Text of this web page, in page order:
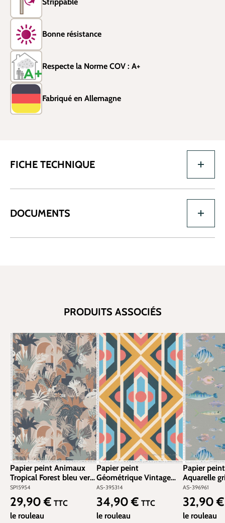
Bonne résistance
Respecte la Norme COV : A+
Fabriqué en Allemagne
FICHE TECHNIQUE
DOCUMENTS
PRODUITS ASSOCIÉS
Papier peint Animaux
Tropical Forest bleu vert
- Antigua d'A.S. Création
| Réf. SP15954
SP15954
Prix régulier :
29,90 € TTC
le rouleau
Papier peint
Géométrique Vintage
multicolore - Retro Chic
d'A.S. Création | Réf. AS-
395314
AS-395314
Prix régulier :
34,90 € TTC
le rouleau
Papier
Aquarelle
Pintwalls 2
Création |
396961
AS-396961
Prix
32,90
le rouleau